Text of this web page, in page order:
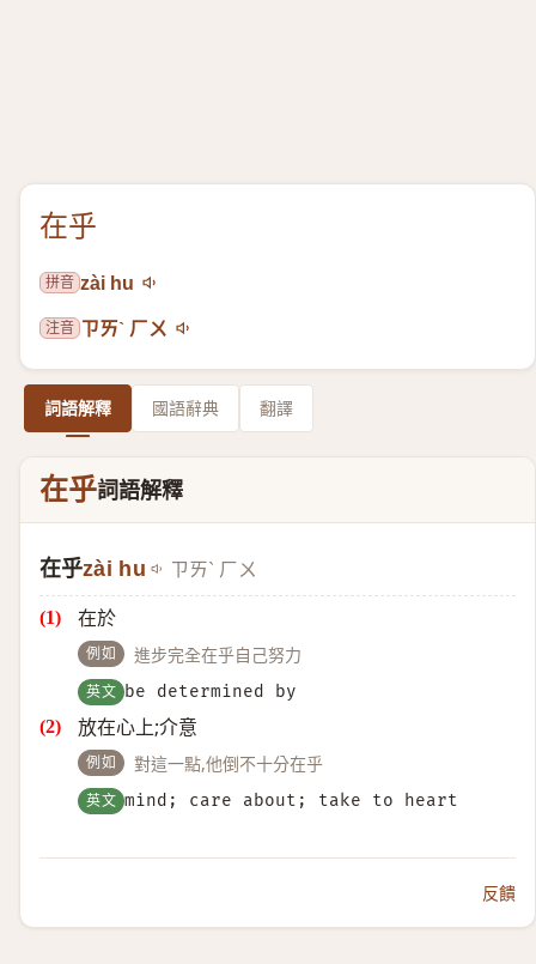
在乎
拼音 zài hu
注音 ㄗㄞˋ ㄏㄨ
詞語解釋 國語辭典 翻譯
在乎詞語解釋
在乎zài hu ㄗㄞˋ ㄏㄨ
在於
例如 進步完全在乎自己努力
英文 be determined by
放在心上;介意
例如 對這一點,他倒不十分在乎
英文 mind; care about; take to heart
反饋